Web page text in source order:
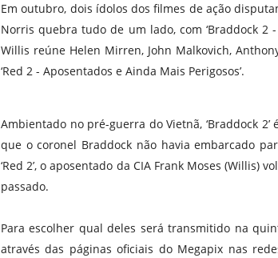
Em outubro, dois ídolos dos filmes de ação
Norris quebra tudo de um lado, com ‘Braddock 2
Willis reúne Helen Mirren, John Malkovich,
‘Red 2 - Aposentados e Ainda Mais Perigosos’.
Ambientado no pré-guerra do Vietnã, ‘Braddock
que o coronel Braddock não havia embarcado
‘Red 2’, o aposentado da CIA Frank Moses (Willis)
passado.
Para escolher qual deles será transmitido na
através das páginas oficiais do Megapix nas